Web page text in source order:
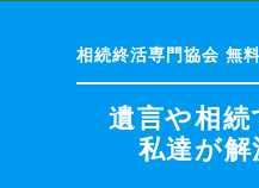
遺言や相
私達が解